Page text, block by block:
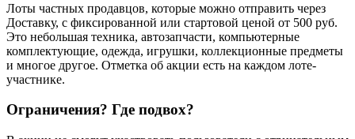
Лоты частных продавцов, которые можно отправить через
Доставку, с фиксированной или стартовой ценой от 500 руб.
Это небольшая техника, автозапчасти, компьютерные
комплектующие, одежда, игрушки, коллекционные предметы
и многое другое. Отметка об акции есть на каждом лоте-
участнике.
Ограничения? Где подвох?